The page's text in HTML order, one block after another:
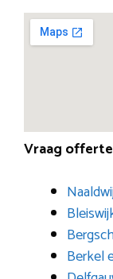
Vraag
Berkel